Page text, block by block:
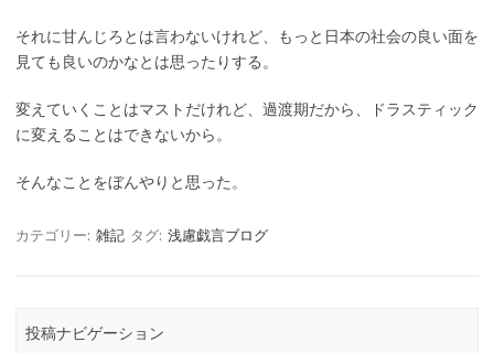
それに甘んじろとは言わないけれど、もっと日本の社会の良い面を
見ても良いのかなとは思ったりする。
変えていくことはマストだけれど、過渡期だから、ドラスティック
に変えることはできないから。
そんなことをぼんやりと思った。
カテゴリー: 雑記 タグ: 浅慮戯言ブログ
投稿ナビゲーション